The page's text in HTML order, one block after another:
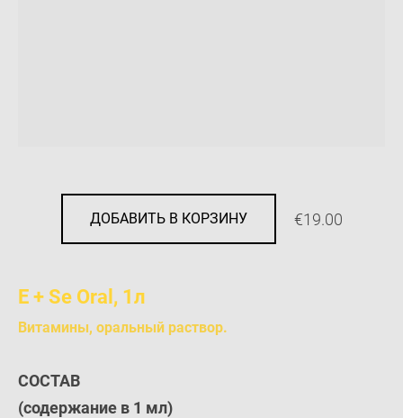
ДОБАВИТЬ В КОРЗИНУ €19.00
E + Se Oral, 1л
Витамины, оральный раствор.
СОСТАВ
(содержание в 1 мл)